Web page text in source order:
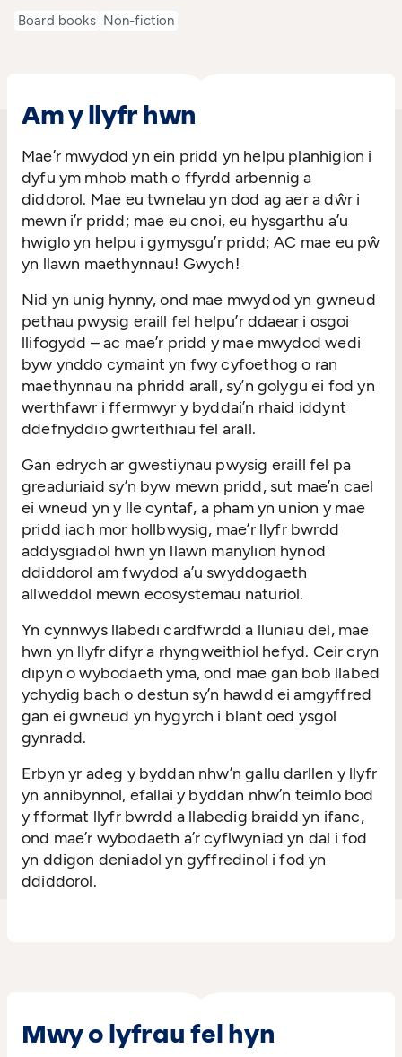
Board books Non-fiction
Am y llyfr hwn
Mae’r mwydod yn ein pridd yn helpu planhigion i
dyfu ym mhob math o ffyrdd arbennig a
diddorol. Mae eu twnelau yn dod ag aer a dŵr i
mewn i’r pridd; mae eu cnoi, eu hysgarthu a’u
hwiglo yn helpu i gymysgu’r pridd; AC mae eu pŵ
yn llawn maethynnau! Gwych!
Nid yn unig hynny, ond mae mwydod yn gwneud
pethau pwysig eraill fel helpu’r ddaear i osgoi
llifogydd – ac mae’r pridd y mae mwydod wedi
byw ynddo cymaint yn fwy cyfoethog o ran
maethynnau na phridd arall, sy’n golygu ei fod yn
werthfawr i ffermwyr y byddai’n rhaid iddynt
ddefnyddio gwrteithiau fel arall.
Gan edrych ar gwestiynau pwysig eraill fel pa
greaduriaid sy’n byw mewn pridd, sut mae’n cael
ei wneud yn y lle cyntaf, a pham yn union y mae
pridd iach mor hollbwysig, mae’r llyfr bwrdd
addysgiadol hwn yn llawn manylion hynod
ddiddorol am fwydod a’u swyddogaeth
allweddol mewn ecosystemau naturiol.
Yn cynnwys llabedi cardfwrdd a lluniau del, mae
hwn yn llyfr difyr a rhyngweithiol hefyd. Ceir cryn
dipyn o wybodaeth yma, ond mae gan bob llabed
ychydig bach o destun sy’n hawdd ei amgyffred
gan ei gwneud yn hygyrch i blant oed ysgol
gynradd.
Erbyn yr adeg y byddan nhw’n gallu darllen y llyfr
yn annibynnol, efallai y byddan nhw’n teimlo bod
y fformat llyfr bwrdd a llabedig braidd yn ifanc,
ond mae’r wybodaeth a’r cyflwyniad yn dal i fod
yn ddigon deniadol yn gyffredinol i fod yn
ddiddorol.
Mwy o lyfrau fel hyn